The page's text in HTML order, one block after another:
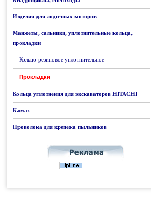
Изделия для лодочных моторов
Манжеты, сальники, уплотнительные кольца,
прокладки
Кольцо резиновое уплотнительное
Прокладки
Кольца уплотнения для экскаваторов HITACHI
Камаз
Проволока для крепежа пыльников